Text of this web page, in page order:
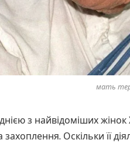
мать
з найвідоміших жінок
захоплення. Оскільки її